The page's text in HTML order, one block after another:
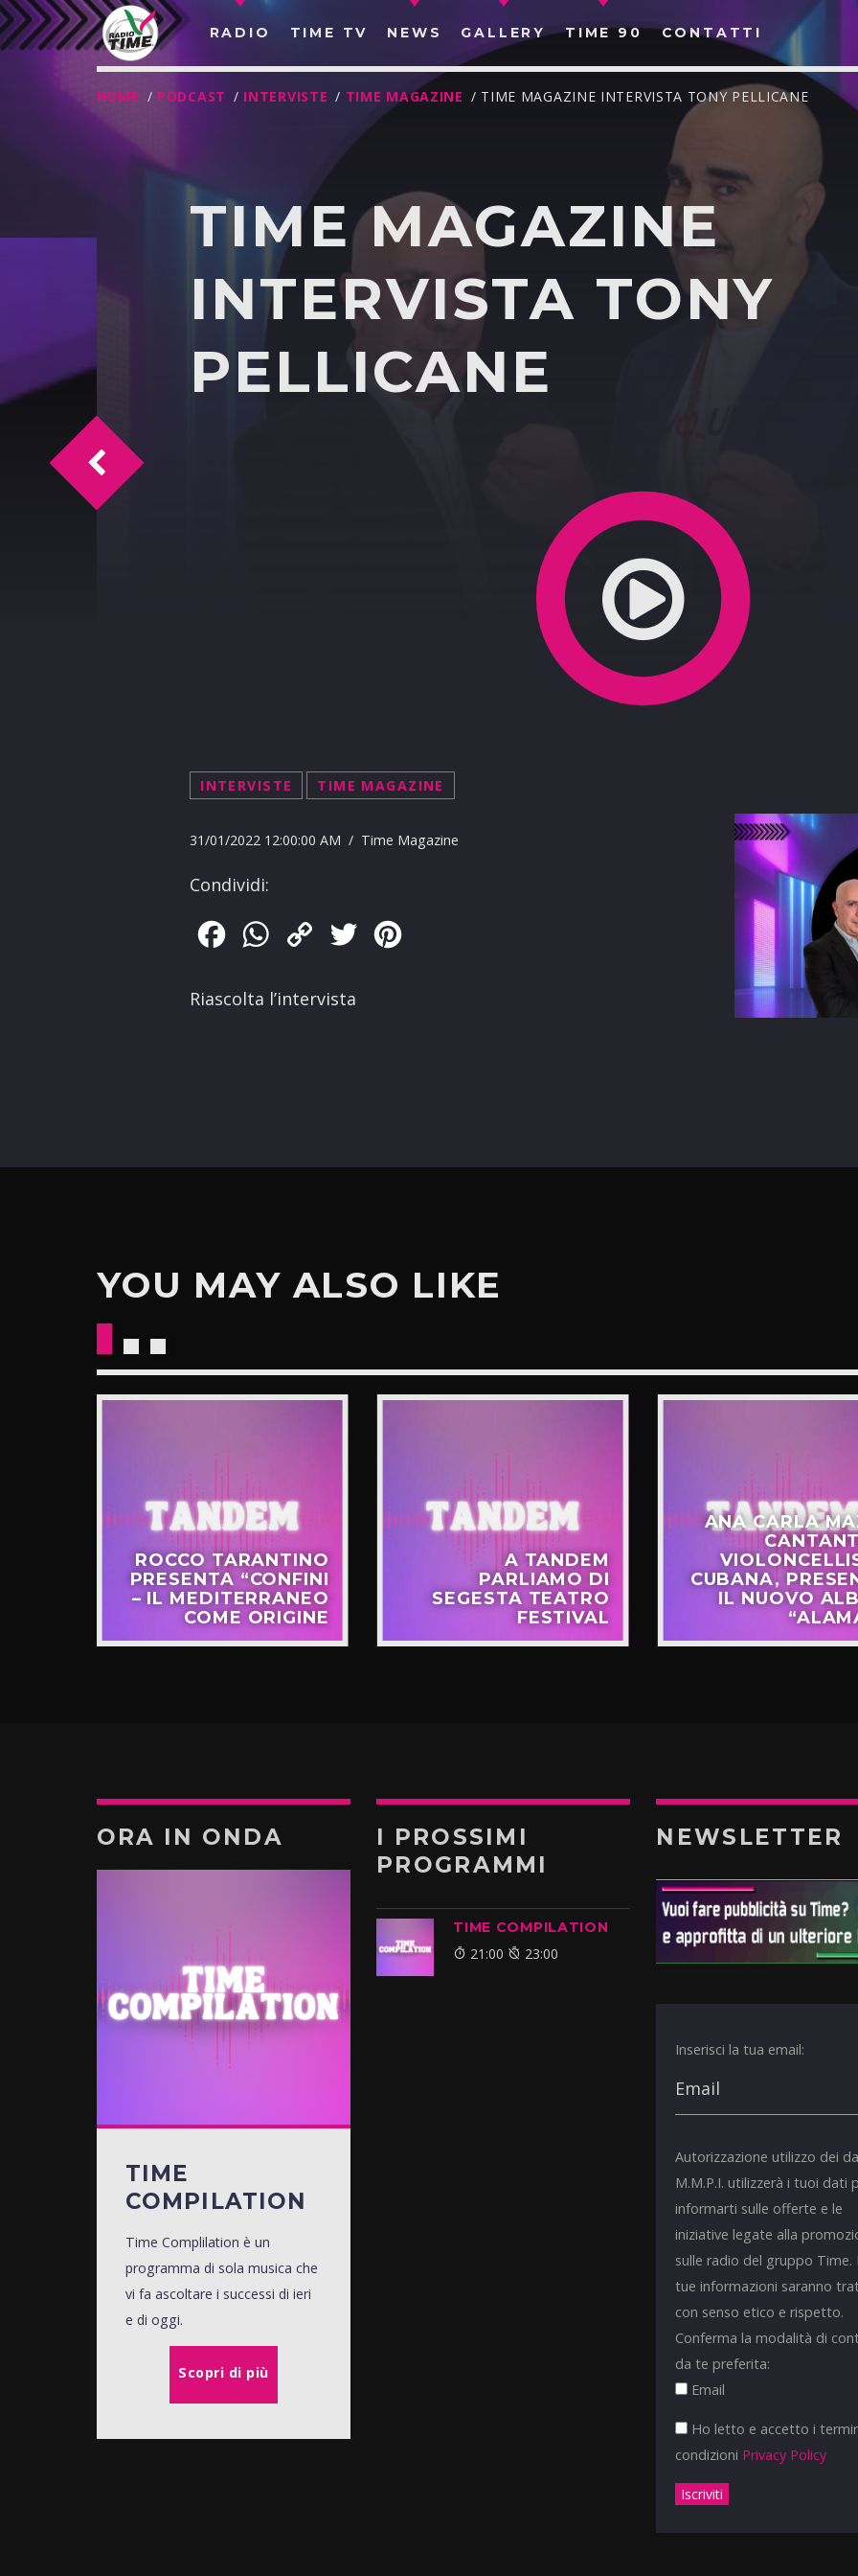
RADIO TIME TV NEWS GALLERY TIME 90 CONTATTI
CERCA NEL SITO WEB:
HOME / PODCAST / INTERVISTE / TIME MAGAZINE / TIME MAGAZINE INTERVISTA TONY PELLICANE
TIME MAGAZINE
INTERVISTA TONY
PELLICANE
INTERVISTE TIME MAGAZINE
31/01/2022 12:00:00 AM / Time Magazine
Condividi:
FacebookWhatsApp
Copy
Twitter
Riascolta l’intervista
Time Magazine intervista Fonso Genchi
YOU MAY ALSO LIKE
ROCCO TARANTINO
PRESENTA “CONFINI
– IL MEDITERRANEO
COME ORIGINE
A TANDEM
PARLIAMO DI
SEGESTA TEATRO
FESTIVAL
ANA CARLA
CUBANA,
IL NUOVO
ORA IN ONDA
TIME
COMPILATION
Time Complilation è un
programma di sola musica che
vi fa ascoltare i successi di ieri
e di oggi.
Scopri di più
I PROSSIMI
PROGRAMMI
TIME COMPILATION
21:00 23:00
NEWSLETTER
Inserisci la tua email:
Autorizzazione utilizzo dei
M.M.P.I. utilizzerà i tuoi dati
informarti sulle offerte e le
iniziative legate alla
sulle radio del gruppo Time.
tue informazioni saranno
con senso etico e rispetto.
Conferma la modalità di
da te preferita:
Email
Ho letto e accetto i
condizioni Privacy Policy